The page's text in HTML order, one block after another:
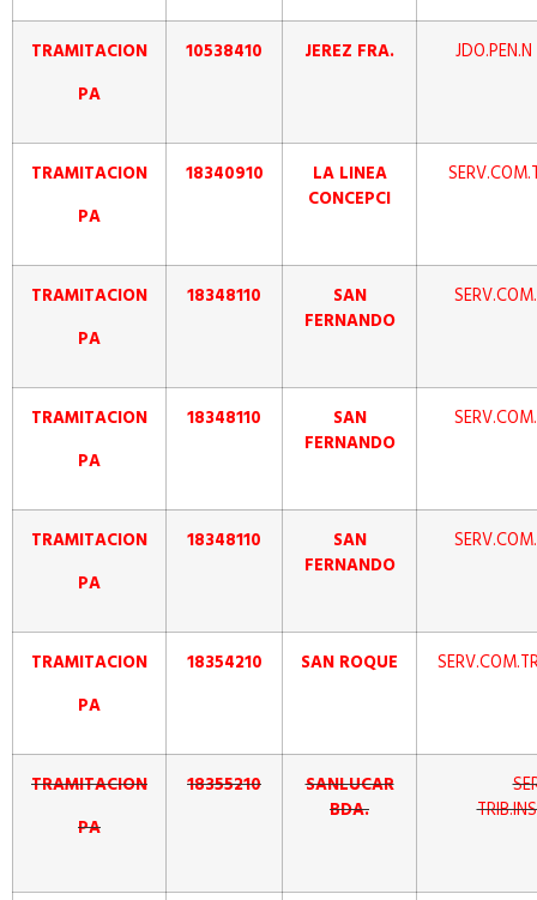
TRAMITACION
PA
10538410 JEREZ FRA.
TRAMITACION
PA
18340910
LA LINEA
CONCEPCI
TRAMITACION
PA
18348110
SAN
FERNANDO
TRAMITACION
PA
18348110
SAN
FERNANDO
TRAMITACION
PA
18348110
SAN
FERNANDO
TRAMITACION
PA
18354210 SAN ROQUE
TRAMITACION
PA
18355210
SANLUCAR
BDA.